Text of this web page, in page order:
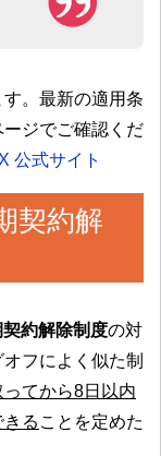
。最新の適用条
ジでご確認くだ
公式サイト
契約解
約解除制度の対
フによく似た制
てから8日以内
る ことを定めた